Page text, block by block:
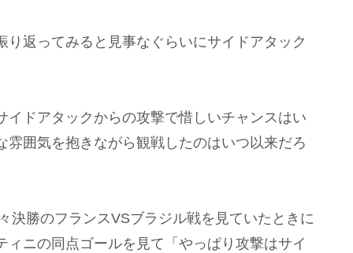
返ってみると見事なぐらいにサイドアタック
ドアタックからの攻撃で惜しいチャンスはい
囲気を抱きながら観戦したのはいつ以来だろ
決勝のフランスVSブラジル戦を見ていたときに
ニの同点ゴールを見て「やっぱり攻撃はサイ